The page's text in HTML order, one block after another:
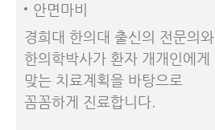
안면마비
경희대 한의대 출신의 전문의와
한의학박사가 환자 개개인에게
맞는 치료계획을 바탕으로
꼼꼼하게 진료합니다.